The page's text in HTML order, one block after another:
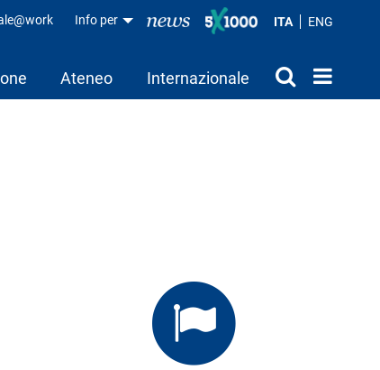
ITA ENG
Info per
Ateneo Internazionale